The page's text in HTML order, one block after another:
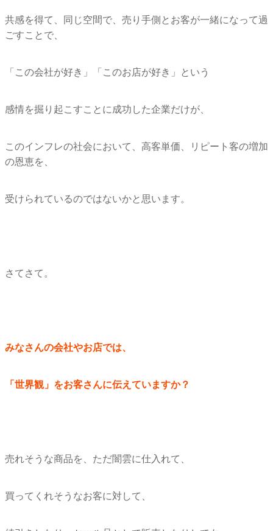
共感を得て、同じ空間で、 売り手側とお客が一緒になって過
ごすことで、
「この会社が好き」「このお店が好き」という
感情を掘り起こすことに成功した企業だけが、
このインフレの社会において、高客単価、
リピート客の増加
の恩恵を、
受けられているのではないかと思います。
さてさて。
みなさんの会社やお店では、
「世界観」をお客さんに伝えていますか？
売れそうな商品を、ただ闇雲に仕入れて、
買ってくれそうなお客に対して、